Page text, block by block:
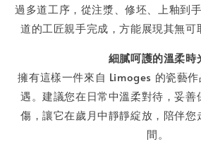
過多道工序，從注漿、修坯、上釉到
道的工匠親手完成，方能展現其無可
細膩呵護的溫柔時
擁有這樣一件來自 Limoges 的瓷藝
遇。建議您在日常中溫柔對待，妥善
傷，讓它在歲月中靜靜綻放，陪伴您
間。